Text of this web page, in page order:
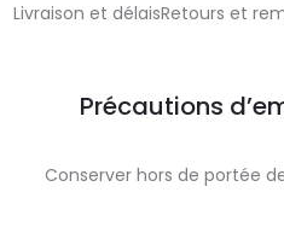
Livraison et délaisRetours et
Précautions
Conserver hors de portée